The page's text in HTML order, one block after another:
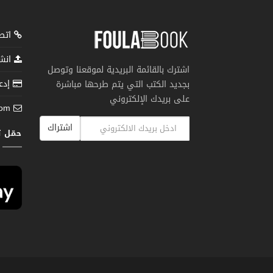
اشترك بالقائمة البريدية لموقعنا وتوصل
بجديد الكتب التي يتم طرحها مباشرة
على بريدك الإلكتروني
اشتراك
حمّل